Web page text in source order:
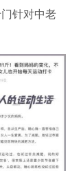
针对中老